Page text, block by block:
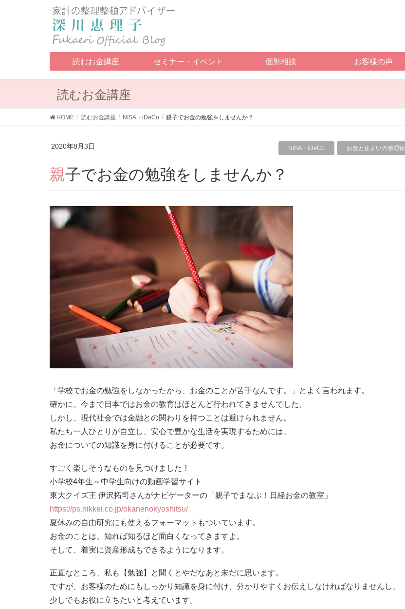
読むお金講座 セミナー・イベント 個別相談 お客様の声
読むお金講座
HOME 読むお金講座 NISA・iDeCo 親子でお金の勉強をしませんか？
2020年8月3日 NISA・iDeCo お金と住まいの整理術
親子でお金の勉強をしませんか？
「学校でお金の勉強をしなかったから、お金のことが苦手なんです。」とよく言われます。
確かに、今まで日本ではお金の教育はほとんど行われてきませんでした。
しかし、現代社会では金融との関わりを持つことは避けられません。
私たち一人ひとりが自立し、安心で豊かな生活を実現するためには、
お金についての知識を身に付けることが必要です。
すごく楽しそうなものを見つけました！
小学校4年生～中学生向けの動画学習サイト
東大クイズ王 伊沢拓司さんがナビゲーターの「親子でまなぶ！日経お金の教室」
https://ps.nikkei.co.jp/okanenokyoshitsu/
夏休みの自由研究にも使えるフォーマットもついています。
お金のことは、知れば知るほど面白くなってきますよ。
そして、着実に資産形成もできるようになります。
正直なところ、私も【勉強】と聞くとやだなあと未だに思います。
ですが、お客様のためにもしっかり知識を身に付け、分かりやすくお伝えしなければなりませんし、
少しでもお役に立ちたいと考えています。